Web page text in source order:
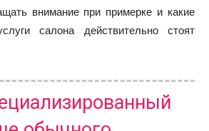
внимание при примерке и какие
салона действительно стоят